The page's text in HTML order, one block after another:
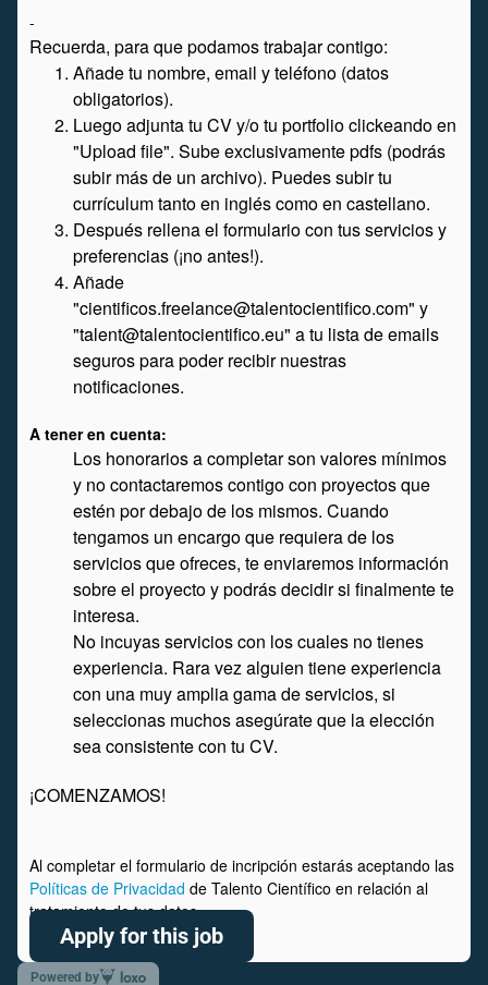
-
Recuerda, para que podamos trabajar contigo:
Añade tu nombre, email y teléfono (datos
obligatorios).
Luego adjunta tu CV y/o tu portfolio clickeando en
"Upload file". Sube exclusivamente pdfs (podrás
subir más de un archivo). Puedes subir tu
currículum tanto en inglés como en castellano.
Después rellena el formulario con tus servicios y
preferencias (¡no antes!).
Añade
"cientificos.freelance@talentocientifico.com" y
"talent@talentocientifico.eu" a tu lista de emails
seguros para poder recibir nuestras
notificaciones.
A tener en cuenta:
Los honorarios a completar son valores mínimos
y no contactaremos contigo con proyectos que
estén por debajo de los mismos. Cuando
tengamos un encargo que requiera de los
servicios que ofreces, te enviaremos información
sobre el proyecto y podrás decidir si finalmente te
interesa.
No incuyas servicios con los cuales no tienes
experiencia. Rara vez alguien tiene experiencia
con una muy amplia gama de servicios, si
seleccionas muchos asegúrate que la elección
sea consistente con tu CV.
¡COMENZAMOS!
Al completar el formulario de incripción estarás aceptando las
Políticas de Privacidad de Talento Científico en relación al
tratamiento de tus datos.
Apply for this job
Powered by